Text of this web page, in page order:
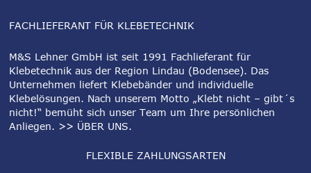
FACHLIEFERANT FÜR KLEBETECHNIK
M&S Lehner GmbH ist seit 1991 Fachlieferant für
Klebetechnik aus der Region Lindau (Bodensee). Das
Unternehmen liefert Klebebänder und individuelle
Klebelösungen. Nach unserem Motto „Klebt nicht – gibt´s
nicht!“ bemüht sich unser Team um Ihre persönlichen
Anliegen. >> ÜBER UNS.
FLEXIBLE ZAHLUNGSARTEN